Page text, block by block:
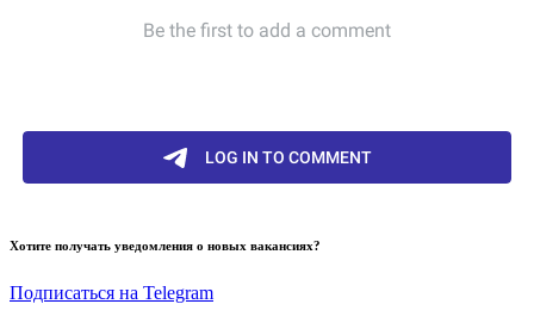
Хотите получать уведомления о новых вакансиях?
Подписаться на Telegram